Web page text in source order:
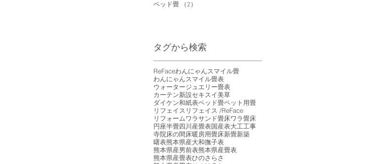
ベッド畳
（2）
タグから検索
ReFaceわんにゃんスマイル畳
わんにゃんスマイル畳表
ウォータージュエリー畳表
カーテン新設セキスイ美草
ダイケン和紙表ベッド畳ペット用畳
リフェイス リフェイス /ReFace
リフォームワラサンド畳床ワラ畳床
円座半畳四川産畳表国産表大工工事
寺院床の間床暖房用畳床新畳新築
曙表熊本県産大和撫子表
熊本県産男前表熊本県産畳表
熊本県産畳表ひのさらさ